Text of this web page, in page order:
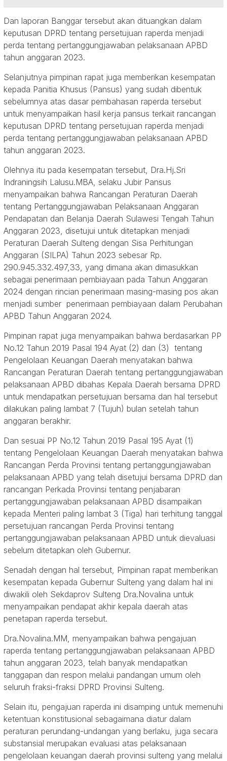
Dan laporan Banggar tersebut akan dituangkan dalam
keputusan DPRD tentang persetujuan raperda menjadi
perda tentang pertanggungjawaban pelaksanaan APBD
tahun anggaran 2023.
Selanjutnya pimpinan rapat juga memberikan kesempatan
kepada Panitia Khusus (Pansus) yang sudah dibentuk
sebelumnya atas dasar pembahasan raperda tersebut
untuk menyampaikan hasil kerja pansus terkait rancangan
keputusan DPRD tentang persetujuan raperda menjadi
perda tentang pertanggungjawaban pelaksanaan APBD
tahun anggaran 2023.
Olehnya itu pada kesempatan tersebut, Dra.Hj.Sri
Indraningsih Lalusu.MBA, selaku Jubir Pansus
menyampaikan bahwa Rancangan Peraturan Daerah
tentang Pertanggungjawaban Pelaksanaan Anggaran
Pendapatan dan Belanja Daerah Sulawesi Tengah Tahun
Anggaran 2023, disetujui untuk ditetapkan menjadi
Peraturan Daerah Sulteng dengan Sisa Perhitungan
Anggaran (SILPA) Tahun 2023 sebesar Rp.
290.945.332.497,33, yang dimana akan dimasukkan
sebagai penerimaan pembiayaan pada Tahun Anggaran
2024 dengan rincian penerimaan masing-masing pos akan
menjadi sumber penerimaan pembiayaan dalam Perubahan
APBD Tahun Anggaran 2024.
Pimpinan rapat juga menyampaikan bahwa berdasarkan PP
No.12 Tahun 2019 Pasal 194 Ayat (2) dan (3) tentang
Pengelolaan Keuangan Daerah menyatakan bahwa
Rancangan Peraturan Daerah tentang pertanggungjawaban
pelaksanaan APBD dibahas Kepala Daerah bersama DPRD
untuk mendapatkan persetujuan bersama dan hal tersebut
dilakukan paling lambat 7 (Tujuh) bulan setelah tahun
anggaran berakhir.
Dan sesuai PP No.12 Tahun 2019 Pasal 195 Ayat (1)
tentang Pengelolaan Keuangan Daerah menyatakan bahwa
Rancangan Perda Provinsi tentang pertanggungjawaban
pelaksanaan APBD yang telah disetujui bersama DPRD dan
rancangan Perkada Provinsi tentang penjabaran
pertanggungjawaban pelaksanaan APBD disampaikan
kepada Menteri paling lambat 3 (Tiga) hari terhitung tanggal
persetujuan rancangan Perda Provinsi tentang
pertanggungjawaban pelaksanaan APBD untuk dievaluasi
sebelum ditetapkan oleh Gubernur.
Senadah dengan hal tersebut, Pimpinan rapat memberikan
kesempatan kepada Gubernur Sulteng yang dalam hal ini
diwakili oleh Sekdaprov Sulteng Dra.Novalina untuk
menyampaikan pendapat akhir kepala daerah atas
penetapan raperda tersebut.
Dra.Novalina.MM, menyampaikan bahwa pengajuan
raperda tentang pertanggungjawaban pelaksanaan APBD
tahun anggaran 2023, telah banyak mendapatkan
tanggapan dan respon melalui pandangan umum oleh
seluruh fraksi-fraksi DPRD Provinsi Sulteng.
Selain itu, pengajuan raperda ini disamping untuk memenuhi
ketentuan konstitusional sebagaimana diatur dalam
peraturan perundang-undangan yang berlaku, juga secara
substansial merupakan evaluasi atas pelaksanaan
pengelolaan keuangan daerah provinsi sulteng yang melalui